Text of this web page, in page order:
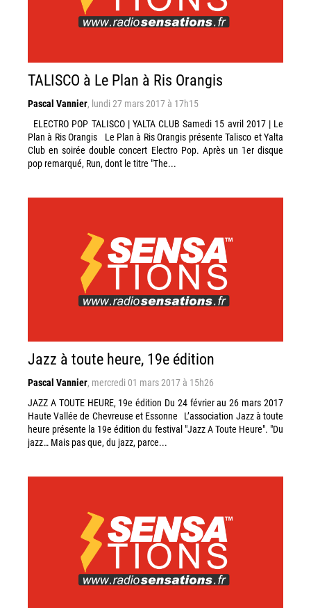
TALISCO à Le Plan à Ris Orangis
Pascal Vannier, lundi 27 mars 2017 à 17h15
ELECTRO POP TALISCO | YALTA CLUB Samedi 15 avril 2017 | Le
Plan à Ris Orangis Le Plan à Ris Orangis présente Talisco et Yalta
Club en soirée double concert Electro Pop. Après un 1er disque
pop remarqué, Run, dont le titre "The...
Jazz à toute heure, 19e édition
Pascal Vannier, mercredi 01 mars 2017 à 15h26
JAZZ A TOUTE HEURE, 19e édition Du 24 février au 26 mars 2017
Haute Vallée de Chevreuse et Essonne L’association Jazz à toute
heure présente la 19e édition du festival "Jazz A Toute Heure". "Du
jazz… Mais pas que, du jazz, parce...